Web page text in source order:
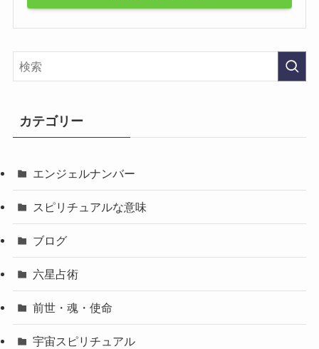
カテゴリー
エンジェルナンバー
スピリチュアルな意味
ブログ
六星占術
前世・魂・使命
宇宙スピリチュアル